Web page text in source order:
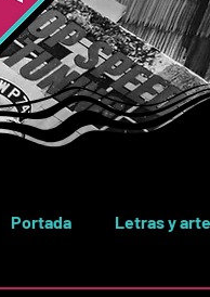
Portada Letras y arte